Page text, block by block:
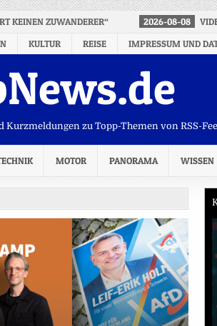
KEINEN ZUWANDERER“ 2026-08-08
KULTUR REISE IMPRESSUM UND
Kurzmeldungen zu Topp-Themen von RSS-
MOTOR PANORAMA WISSEN